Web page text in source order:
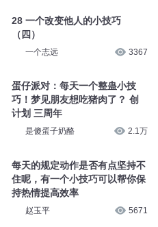
28 一个改变他人的小技巧
（四）
一个志远 3367
蛋仔派对：每天一个整蛊小技
巧！梦见朋友想吃猪肉了？ 创
计划 三周年
是傻蛋子奶酪 2.1万
每天的规定动作是否有点坚持不
住呢，有一个小技巧可以帮你保
持热情提高效率
赵玉平 5671